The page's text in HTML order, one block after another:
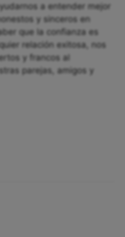
a entender mejor
y sinceros en
que la confianza es
relación exitosa, nos
y francos al
parejas, amigos y